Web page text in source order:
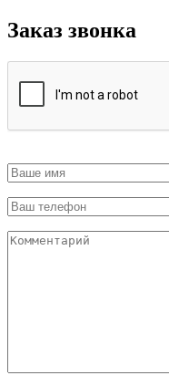
Заказ звонка